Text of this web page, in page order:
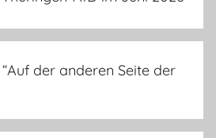
Auf der anderen Seite der